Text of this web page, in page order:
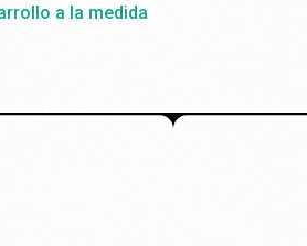
a la medida